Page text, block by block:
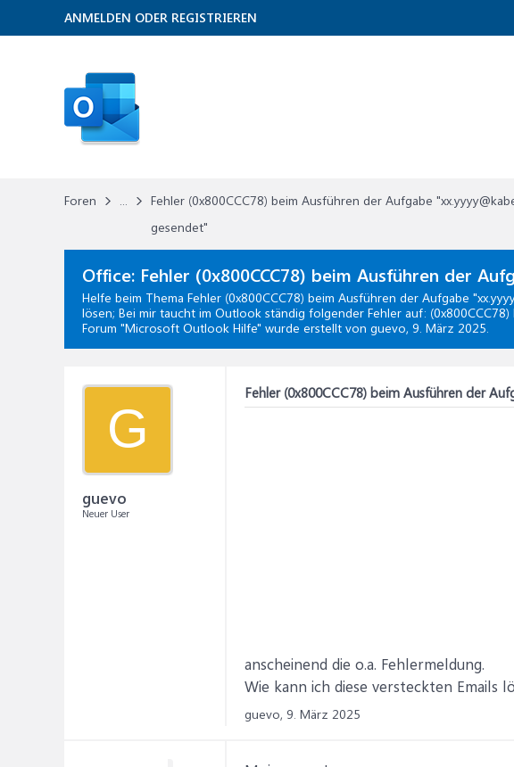
Foren ...
Fehler (0x800CCC78) beim Ausführen der Aufgabe
gesendet"
Office: Fehler (0x800CCC78) beim Ausführen der
Helfe beim Thema Fehler (0x800CCC78) beim Ausführen der Aufgabe
lösen; Bei mir taucht im Outlook ständig folgender Fehler auf:
Forum "Microsoft Outlook Hilfe" wurde erstellt von guevo, 9. März 2025.
G
guevo
Neuer User
Fehler (0x800CCC78) beim Ausführen der
anscheinend die o.a. Fehlermeldung.
Wie kann ich diese versteckten Emails
guevo, 9. März 2025
ANMELDEN ODER REGISTRIEREN